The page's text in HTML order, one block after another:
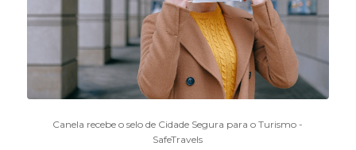
Canela recebe o selo de Cidade Segura para o Turismo -
SafeTravels